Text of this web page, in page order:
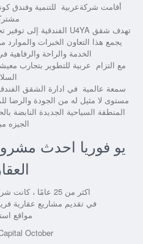
أقامت شركةعربية للتنمية وفندق
تهدف شقق U4YA الفندقية إلى توفير تجربة ضيافة ممتازة وسلسة للضيوف.
يجمع هذا التعاون الخبرات والموارد
الخدمة والراحة والرفاهية
مع التزام عربية للتطوير بتجارب
سمعة عالمية في ادارة الشقق
مستوى لا مثيل له من الجودة
المنطقة السياحية الجديدة النابضة
الجيزه
يو فوريا احدث
اكثر من 25 عامًا ، كانت شركة عربية للتطوير رائدة
في تقديم مشاريع عقارية
مواقع
October